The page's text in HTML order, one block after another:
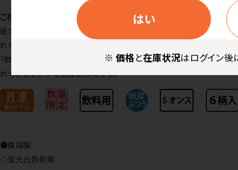
はい
※ 価格と在庫状況はログイン後
ご存知ですか
紙コップには「うがい用」と「飲料用」があります。紙コップには「食
れた紙コップが、紙に触れた液体を体内に取り込むこともあり得ると
「飲料用」として分類されます。検査に出さない紙コップは、紙に触れ
れています。）※本品は飲料用です。
●韓国製
◇蛍光白色剤無